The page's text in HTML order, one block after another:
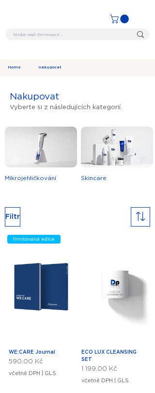
Home nakupovat
Nakupovat
Vyberte si z následujících kategorií.
Mikrojehličkování Skincare
Filtr
limitovaná edice
WE:CARE Journal
Cena
590,00 Kč
včetně DPH GLS
ECO LUX CLEANSING
SET
Cena
1 199,00 Kč
včetně DPH GLS